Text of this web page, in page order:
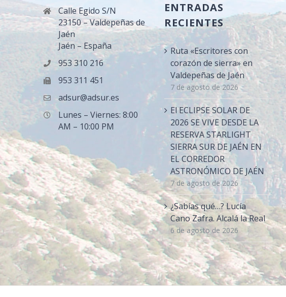
Calle Egido S/N
23150 – Valdepeñas de
Jaén
Jaén – España
953 310 216
953 311 451
adsur@adsur.es
Lunes – Viernes: 8:00
AM – 10:00 PM
ENTRADAS
RECIENTES
Ruta «Escritores con
corazón de sierra» en
Valdepeñas de Jaén
7 de agosto de 2026
El ECLIPSE SOLAR DE
2026 SE VIVE DESDE LA
RESERVA STARLIGHT
SIERRA SUR DE JAÉN EN
EL CORREDOR
ASTRONÓMICO DE JAÉN
7 de agosto de 2026
¿Sabías qué…? Lucía
Cano Zafra. Alcalá la Real
6 de agosto de 2026